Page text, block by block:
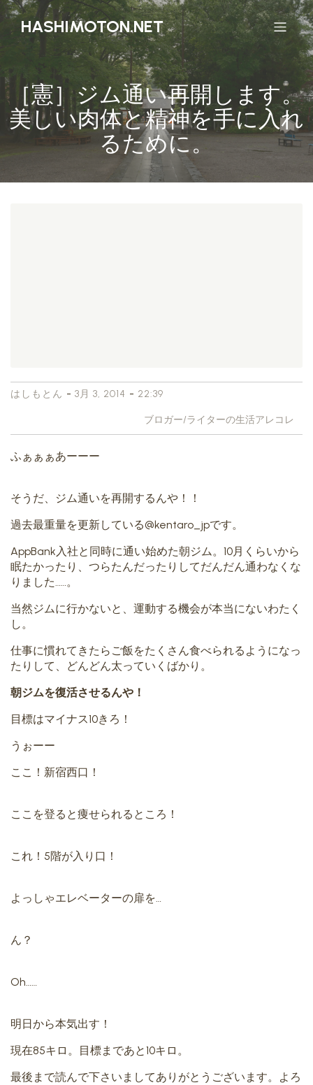
HASHIMOTON.NET
［憲］ジム通い再開します。
美しい肉体と精神を手に入れ
るために。
はしもとん - 3月 3, 2014 - 22:39
ブロガー/ライターの生活アレコレ
ふぁぁぁあーーー
そうだ、ジム通いを再開するんや！！
過去最重量を更新している@kentaro_jpです。
AppBank入社と同時に通い始めた朝ジム。10月くらいから
眠たかったり、つらたんだったりしてだんだん通わなくな
りました……。
当然ジムに行かないと、運動する機会が本当にないわたく
し。
仕事に慣れてきたらご飯をたくさん食べられるようになっ
たりして、どんどん太っていくばかり。
朝ジムを復活させるんや！
目標はマイナス10きろ！
うぉーー
ここ！新宿西口！
ここを登ると痩せられるところ！
これ！5階が入り口！
よっしゃエレベーターの扉を…
ん？
Oh……
明日から本気出す！
現在85キロ。目標まであと10キロ。
最後まで読んで下さいましてありがとうございます。よろ